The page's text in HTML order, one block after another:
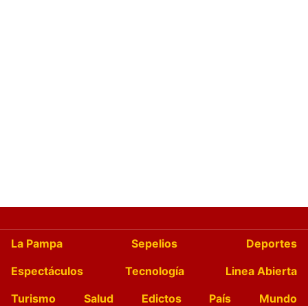
La Pampa Sepelios
Deportes
Espectáculos
Tecnología
Linea Abierta
Turismo
Salud Edictos País
Mundo